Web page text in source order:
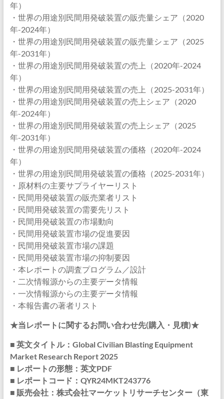
年）
・世界の用途別民間用発破装置の販売量シェア（2020
年-2024年）
・世界の用途別民間用発破装置の販売量シェア（2025
年-2031年）
・世界の用途別民間用発破装置の売上（2020年-2024
年）
・世界の用途別民間用発破装置の売上（2025-2031年）
・世界の用途別民間用発破装置の売上シェア（2020
年-2024年）
・世界の用途別民間用発破装置の売上シェア（2025
年-2031年）
・世界の用途別民間用発破装置の価格（2020年-2024
年）
・世界の用途別民間用発破装置の価格（2025-2031年）
・原材料の主要サプライヤーリスト
・民間用発破装置の販売業者リスト
・民間用発破装置の需要先リスト
・民間用発破装置の市場動向
・民間用発破装置市場の促進要因
・民間用発破装置市場の課題
・民間用発破装置市場の抑制要因
・本レポートの調査プログラム／設計
・二次情報源からの主要データ情報
・一次情報源からの主要データ情報
・本報告書の著者リスト
★当レポートに関するお問い合わせ先(購入・見積)★
■ 英文タイトル：Global Civilian Blasting Equipment
Market Research Report 2025
■ レポートの形態：英文PDF
■ レポートコード：QYR24MKT243776
■ 販売会社：株式会社マーケットリサーチセンター（東